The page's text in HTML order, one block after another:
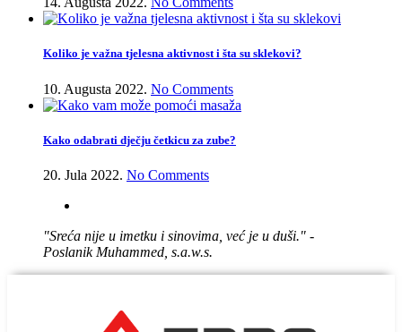
Koliko je važna tjelesna aktivnost i šta su sklekovi?
10. Augusta 2022. No Comments
Kako odabrati dječju četkicu za zube?
20. Jula 2022. No Comments
"Sreća nije u imetku i sinovima, već je u duši." -
Poslanik Muhammed, s.a.w.s.